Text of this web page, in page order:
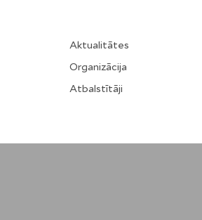
Aktualitātes
Organizācija
Atbalstītāji